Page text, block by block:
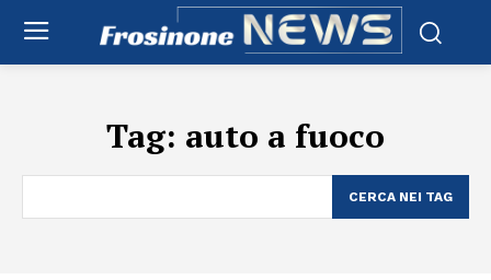
Tag: auto a fuoco
CERCA NEI TAG